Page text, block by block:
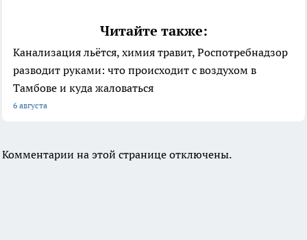
Читайте также:
Канализация льётся, химия травит, Роспотребнадзор
разводит руками: что происходит с воздухом в
Тамбове и куда жаловаться
6 августа
Комментарии на этой странице отключены.